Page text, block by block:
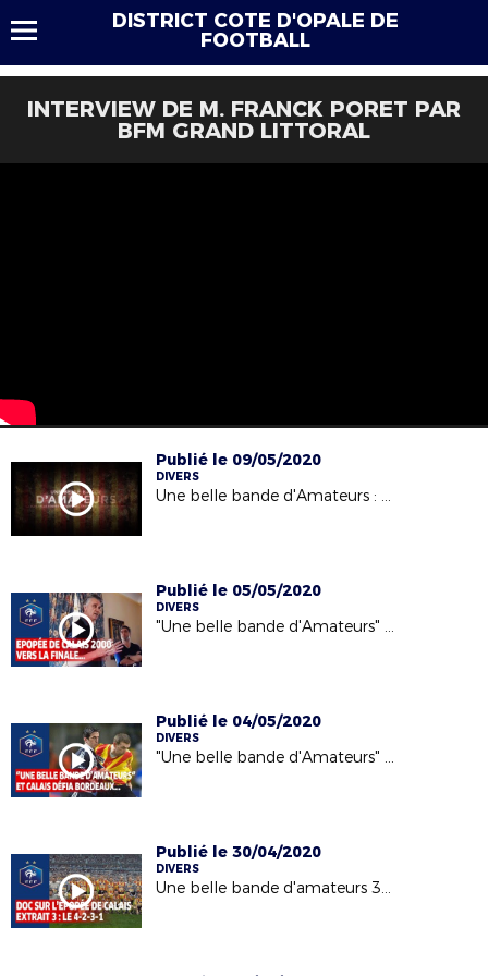
DISTRICT COTE D'OPALE DE
FOOTBALL
INTERVIEW DE M. FRANCK PORET PAR
BFM GRAND LITTORAL
Publié le 09/05/2020
DIVERS
Une belle bande d'Amateurs : le documentaire sur l'épopée de Calais
Publié le 05/05/2020
DIVERS
"Une belle bande d'Amateurs" : 5e extrait
Publié le 04/05/2020
DIVERS
"Une belle bande d'Amateurs" : et Calais défia Bordeaux...
Publié le 30/04/2020
DIVERS
Une belle bande d'amateurs 3e extrait